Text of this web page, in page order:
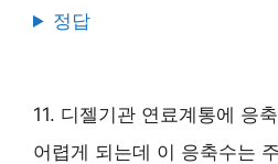
정답
11. 디젤기관 연료계통에 응
어렵게 되는데 이 응축수는